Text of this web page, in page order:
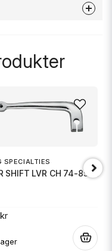
SPECIALTIES
SHIFT LVR CH 74-85FX